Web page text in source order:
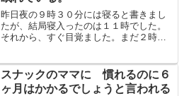
昨日夜の９時３０分には寝ると書きまし
たが、結局寝入ったのは１１時でした。
それから、すぐ目覚ました。まだ２時３
レで小便します。夜間頻尿で目が覚めて
いるのか、眠りが浅くて目...
スナックのママに 慣れるのに６
ヶ月はかかるでしょうと言われる